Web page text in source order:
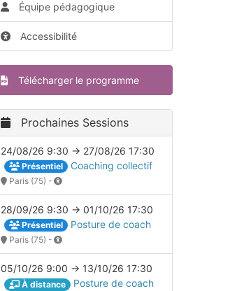
Équipe pédagogique
Accessibilité
Télécharger le programme
Prochaines Sessions
24/08/26 9:30 → 27/08/26 17:30
Présentiel Coaching collectif
Paris (75) -
28/09/26 9:30 → 01/10/26 17:30
Présentiel Posture de coach
Paris (75) -
05/10/26 9:00 → 13/10/26 17:30
À distance Posture de coach